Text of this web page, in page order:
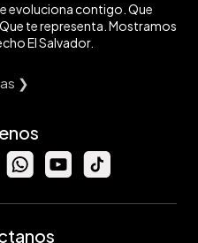
evoluciona contigo. Que
te representa. Mostramos
El Salvador.
❯